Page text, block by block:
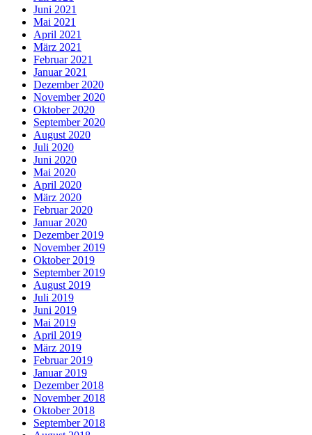
Juni 2021
Mai 2021
April 2021
März 2021
Februar 2021
Januar 2021
Dezember 2020
November 2020
Oktober 2020
September 2020
August 2020
Juli 2020
Juni 2020
Mai 2020
April 2020
März 2020
Februar 2020
Januar 2020
Dezember 2019
November 2019
Oktober 2019
September 2019
August 2019
Juli 2019
Juni 2019
Mai 2019
April 2019
März 2019
Februar 2019
Januar 2019
Dezember 2018
November 2018
Oktober 2018
September 2018